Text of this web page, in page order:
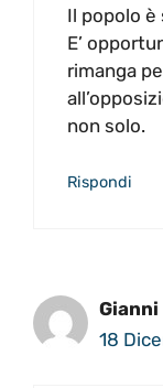
Il popolo è
E’
rimanga
non solo.
Rispondi
Gianni
18